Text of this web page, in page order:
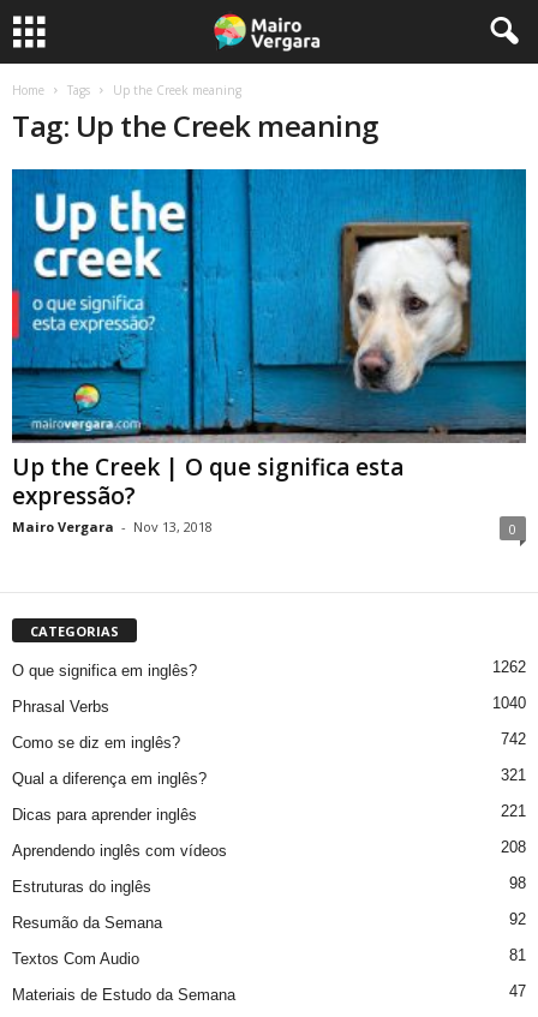
Home Tags Up the Creek meaning
Tag: Up the Creek meaning
Up the Creek | O que significa esta
expressão?
Mairo Vergara - Nov 13, 2018 0
CATEGORIAS
O que significa em inglês? 1262
Phrasal Verbs 1040
Como se diz em inglês? 742
Qual a diferença em inglês? 321
Dicas para aprender inglês 221
Aprendendo inglês com vídeos 208
Estruturas do inglês 98
Resumão da Semana 92
Textos Com Audio 81
Materiais de Estudo da Semana 47